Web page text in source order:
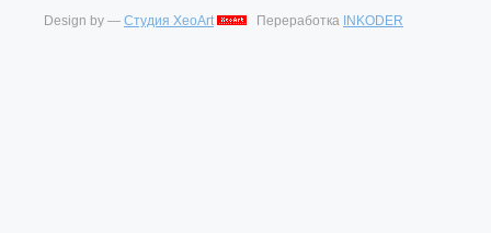
Design by — Студия XeoArt Переработка INKODER